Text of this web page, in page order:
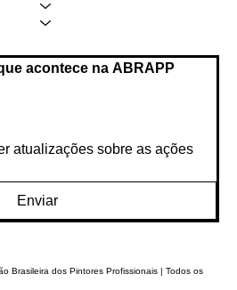
acontece na ABRAPP
atualizações sobre as ações
Enviar
Brasileira dos Pintores Profissionais | Todos os